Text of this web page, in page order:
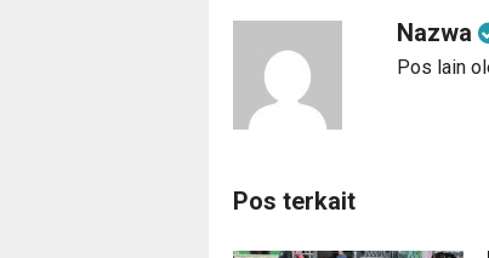
Nazwa
Pos lain
Pos terkait